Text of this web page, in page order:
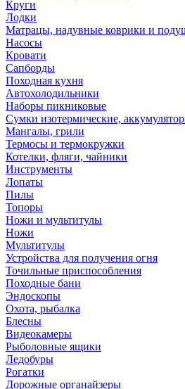
Круги
Лодки
Матрацы, надувные коврики и
Насосы
Кровати
Сапборды
Походная кухня
Автохолодильники
Наборы пикниковые
Сумки изотермические,
Мангалы, грили
Термосы и термокружки
Котелки, фляги, чайники
Инструменты
Лопаты
Пилы
Топоры
Ножи и мультитулы
Ножи
Мультитулы
Устройства для получения огня
Точильные приспособления
Походные бани
Эндоскопы
Охота, рыбалка
Блесны
Видеокамеры
Рыболовные ящики
Ледобуры
Рогатки
Дорожные органайзеры